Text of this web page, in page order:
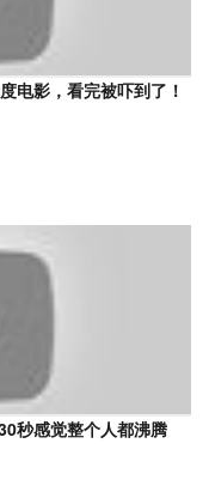
电影，看完被吓到了！
秒感觉整个人都沸腾